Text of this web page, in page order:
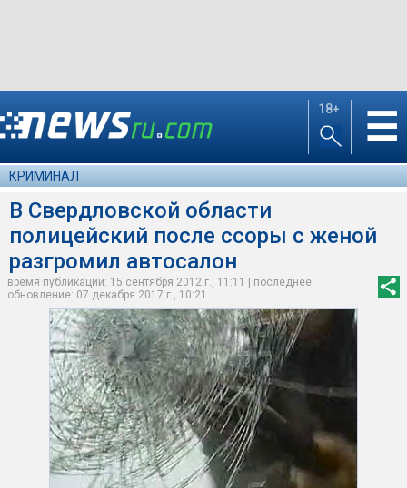
18+ ☰
КРИМИНАЛ
В Свердловской области
полицейский после ссоры с женой
разгромил автосалон
время публикации: 15 сентября 2012 г., 11:11 | последнее
обновление: 07 декабря 2017 г., 10:21